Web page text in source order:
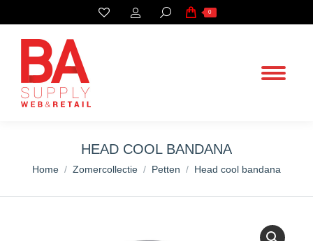
Search: 0
HEAD COOL BANDANA
You are here:
Home Zomercollectie Petten Head cool bandana